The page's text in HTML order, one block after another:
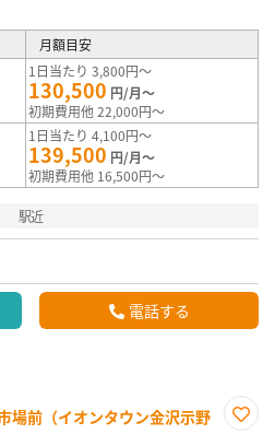
月額目安
1日当たり 3,800円～
130,500 円/月～
初期費用他 22,000円～
1日当たり 4,100円～
139,500 円/月～
初期費用他 16,500円～
駅近
電話する
場前（イオンタウン金沢示野